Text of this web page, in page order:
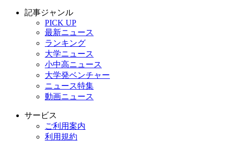
記事ジャンル
PICK UP
最新ニュース
ランキング
大学ニュース
小中高ニュース
大学発ベンチャー
ニュース特集
動画ニュース
サービス
ご利用案内
利用規約